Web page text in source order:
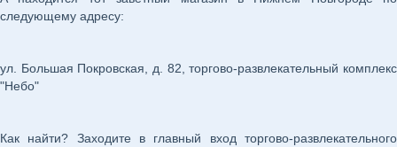
следующему адресу:
ул. Большая Покровская, д. 82, торгово-развлекательный комплекс
"Небо"
Как найти? Заходите в главный вход торгово-развлекательного